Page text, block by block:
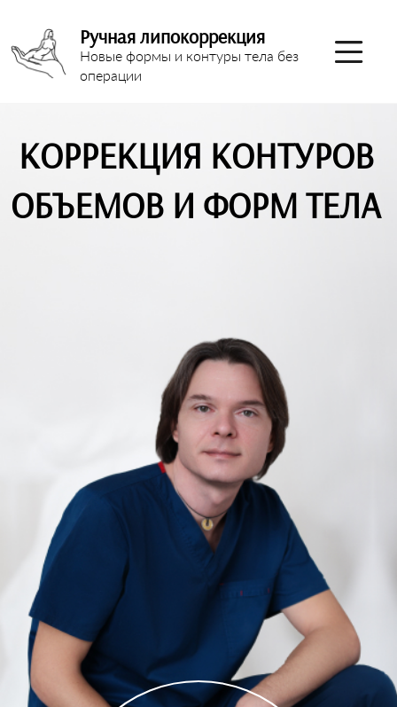
Ручная липокоррекция
Новые формы и контуры тела без
операции
КОРРЕКЦИЯ КОНТУРОВ
ОБЪЕМОВ И ФОРМ ТЕЛА